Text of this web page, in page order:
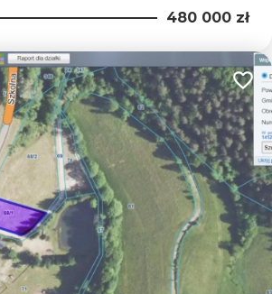
480 000 zł